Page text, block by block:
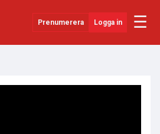
Prenumerera Logga in ☰